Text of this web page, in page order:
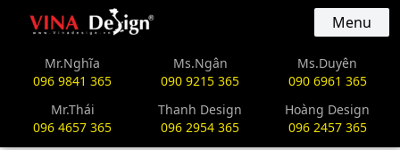
vinadesign.vn Menu
Mr.Nghĩa
096 9841 365
Ms.Ngân
090 9215 365
Ms.Duyên
090 6961 365
Mr.Thái
096 4657 365
Thanh Design
096 2954 365
Hoàng Design
096 2457 365